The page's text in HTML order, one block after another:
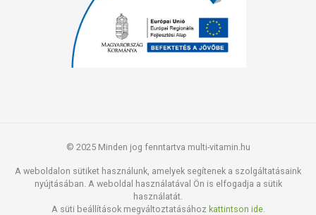
© 2025 Minden jog fenntartva multi-vitamin.hu
A weboldalon sütiket használunk, amelyek segítenek a szolgáltatásaink
nyújtásában. A weboldal használatával Ön is elfogadja a sütik
használatát.
A süti beállítások megváltoztatásához kattintson ide.